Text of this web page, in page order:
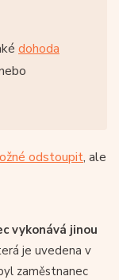
dohoda
odstoupit, ale
vykonává jinou
je uvedena v
zaměstnanec